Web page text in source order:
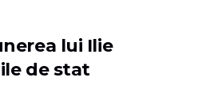
lui Ilie
de stat